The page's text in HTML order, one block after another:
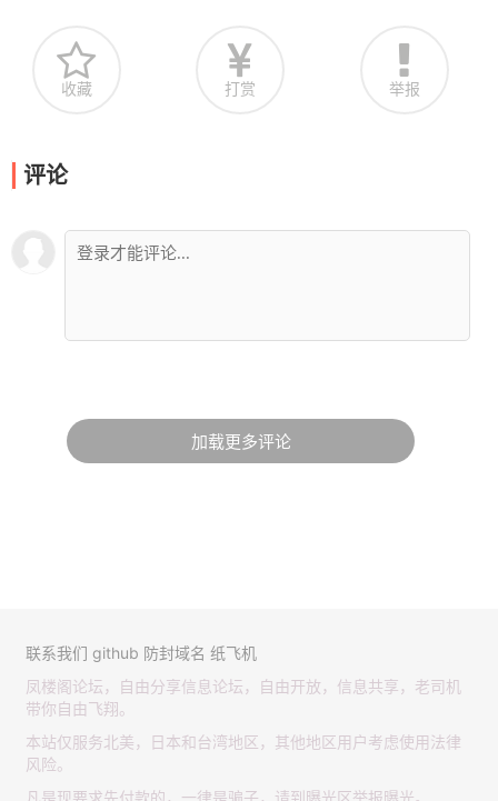
收藏 打赏 举报
评论
加载更多评论
联系我们 github 防封域名 纸飞机
凤楼阁论坛，自由分享信息论坛，自由开放，信息共享，老司机
带你自由飞翔。
本站仅服务北美，日本和台湾地区，其他地区用户考虑使用法律
风险。
凡是现要求先付款的，一律是骗子，请到曝光区举报曝光。